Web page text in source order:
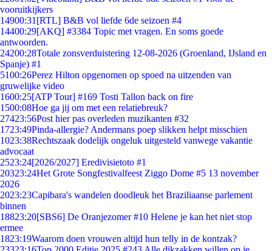
vooruitkijkers
14900:31 [RTL] B&B vol liefde 6de seizoen #4
14400:29[AKQ] #3384 Topic met vragen. En soms goede
antwoorden.
24200:28Totale zonsverduistering 12-08-2026 (Groenland, IJsland en
Spanje) #1
5100:26Perez Hilton opgenomen op spoed na uitzenden van
gruwelijke video
1600:25[ATP Tour] #169 Tosti Tallon back on fire
1500:08Hoe ga jij om met een relatiebreuk?
27423:56Post hier pas overleden muzikanten #32
1723:49Pinda-allergie? Andermans poep slikken helpt misschien
1023:38Rechtszaak dodelijk ongeluk uitgesteld vanwege vakantie
advocaat
2523:24[2026/2027] Eredivisietoto #1
20323:24Het Grote Songfestivalfeest Ziggo Dome #5 13 november
2026
2023:23Capibara's wandelen doodleuk het Braziliaanse parlement
binnen
18823:20[SBS6] De Oranjezomer #10 Helene je kan het niet stop
ermee
1823:19Waarom doen vrouwen altijd hun telly in de kontzak?